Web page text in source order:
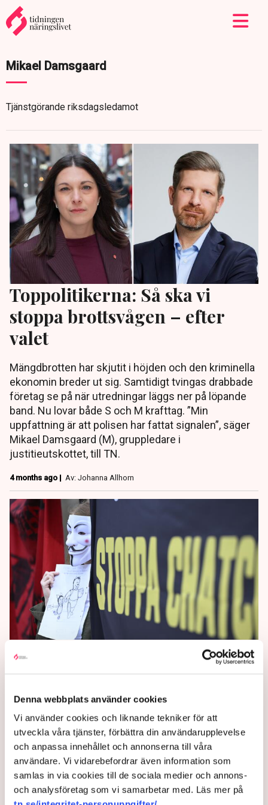
Denna webbplats använder cookies
Vi använder cookies och liknande tekniker för att
utveckla våra tjänster, förbättra din användarupplevelse
och anpassa innehållet och annonserna till våra
användare. Vi vidarebefordrar även information som
samlas in via cookies till de sociala medier och annons-
och analysföretag som vi samarbetar med. Läs mer på
Mikael Damsgaard
Tjänstgörande riksdagsledamot
Toppolitikerna: Så ska vi
stoppa brottsvågen – efter
valet
Mängdbrotten har skjutit i höjden och den kriminella
ekonomin breder ut sig. Samtidigt tvingas drabbade
företag se på när utredningar läggs ner på löpande
band. Nu lovar både S och M krafttag. ”Min
uppfattning är att polisen har fattat signalen”, säger
Mikael Damsgaard (M), gruppledare i
justitieutskottet, till TN.
4 months ago | Av: Johanna Allhorn
Nytt svenskt ja till "chat
control"
Sverige har på nytt sagt ja till det omstridda EU-
lagförslaget "chat control".